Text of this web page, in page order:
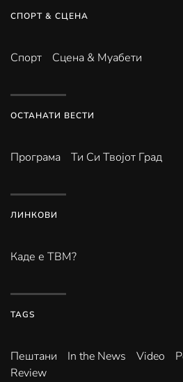
СПОРТ & СЦЕНА
Спорт Сцена & Муабети
ОСТАНАТИ ВЕСТИ
Програма Ти Си Твојот Град
ЛИНКОВИ
Каде е ТВМ?
TAGS
Пештани In the News Video
Review